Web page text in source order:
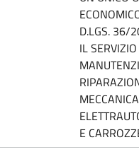
D.LGS. 36/
IL
E